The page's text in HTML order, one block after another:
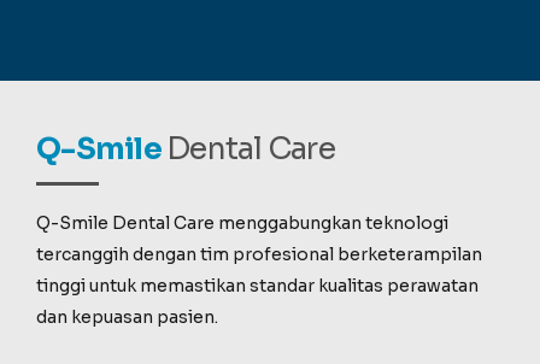
Q-Smile Dental Care
Q-Smile Dental Care menggabungkan teknologi
tercanggih dengan tim profesional berketerampilan
tinggi untuk memastikan standar kualitas perawatan
dan kepuasan pasien.